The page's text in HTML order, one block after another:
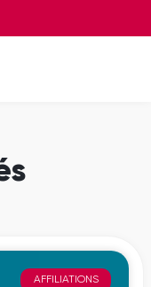
AFFILIATIONS